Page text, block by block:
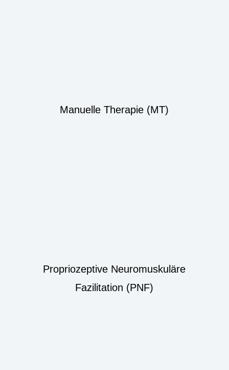
Manuelle Therapie (MT)
Propriozeptive Neuromuskuläre
Fazilitation (PNF)